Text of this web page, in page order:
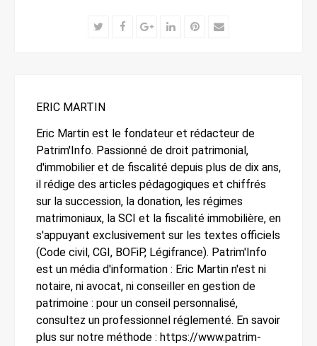
TwitterFacebookGoogle+
LinkedInPinterest
Email
ERIC MARTIN
Eric Martin est le fondateur et rédacteur de
Patrim'Info. Passionné de droit patrimonial,
d'immobilier et de fiscalité depuis plus de dix ans,
il rédige des articles pédagogiques et chiffrés
sur la succession, la donation, les régimes
matrimoniaux, la SCI et la fiscalité immobilière, en
s'appuyant exclusivement sur les textes officiels
(Code civil, CGI, BOFiP, Légifrance). Patrim'Info
est un média d'information : Eric Martin n'est ni
notaire, ni avocat, ni conseiller en gestion de
patrimoine : pour un conseil personnalisé,
consultez un professionnel réglementé. En savoir
plus sur notre méthode : https://www.patrim-